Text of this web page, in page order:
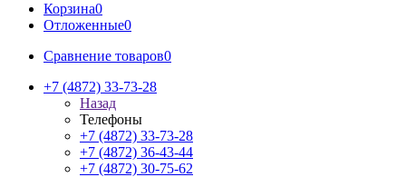
Корзина0
Отложенные0
Сравнение товаров0
+7 (4872) 33-73-28
Назад
Телефоны
+7 (4872) 33-73-28
+7 (4872) 36-43-44
+7 (4872) 30-75-62